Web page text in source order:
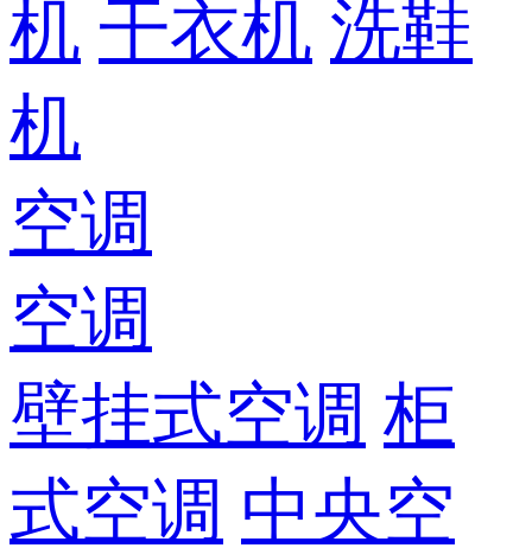
机 干衣机 洗鞋
机
空调
空调
壁挂式空调 柜
式空调 中央空